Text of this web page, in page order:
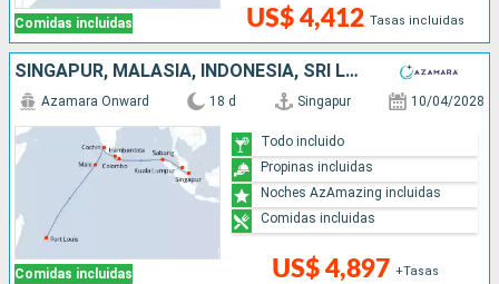
Comidas incluidas US$ 4,412 Tasas incluidas
SINGAPUR, MALASIA, INDONESIA, SRI LANKA, INDIA, MALDIVAS, MAURICE
Comidas incluidas
Azamara Onward 18 d Singapur 10/04/2028
US$ 4,897 +Tasas
Todo incluido
Propinas incluidas
Noches AzAmazing incluidas
Comidas incluidas